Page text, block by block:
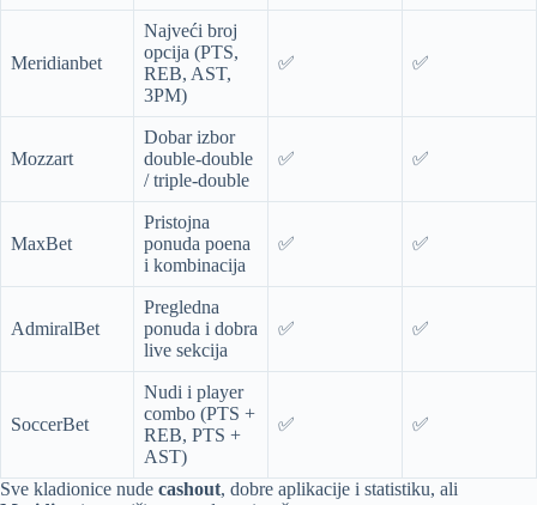
Meridianbet
Najveći broj
opcija (PTS,
REB, AST,
3PM)
✅ ✅
Mozzart
Dobar izbor
double-double
/ triple-double
✅ ✅
MaxBet
Pristojna
ponuda poena
i kombinacija
✅ ✅
AdmiralBet
Pregledna
ponuda i dobra
live sekcija
✅ ✅
SoccerBet
Nudi i player
combo (PTS +
REB, PTS +
AST)
✅ ✅
Sve kladionice nude cashout, dobre aplikacije i statistiku, ali